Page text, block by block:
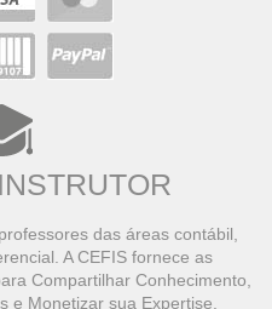
das áreas contábil,
A CEFIS fornece as
Compartilhar Conhecimento,
e Monetizar sua Expertise.